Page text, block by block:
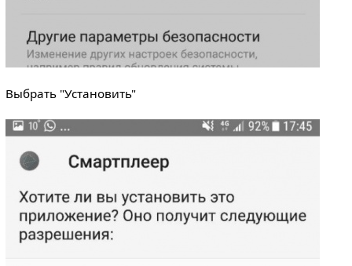
Выбрать "Установить"